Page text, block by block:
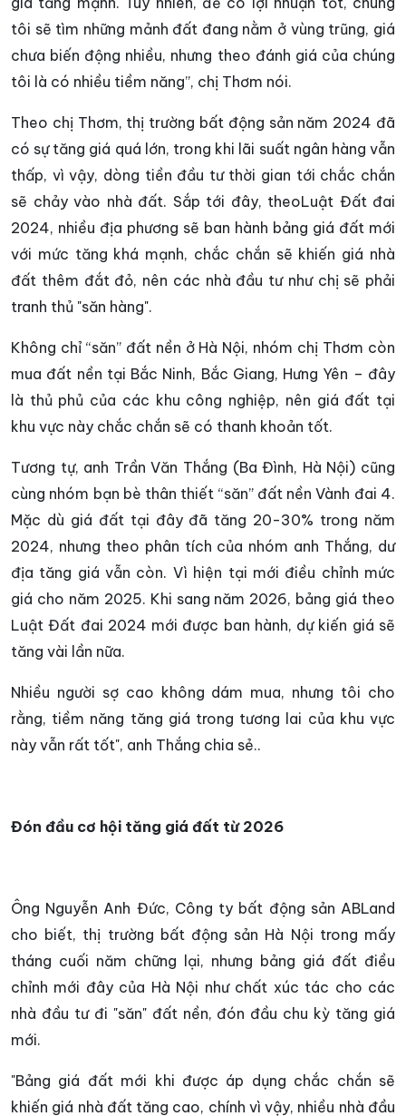
tôi sẽ tìm những mảnh đất đang nằm ở vùng trũng, giá
chưa biến động nhiều, nhưng theo đánh giá của chúng
tôi là có nhiều tiềm năng”, chị Thơm nói.
Theo chị Thơm, thị trường bất động sản năm 2024 đã
có sự tăng giá quá lớn, trong khi lãi suất ngân hàng vẫn
thấp, vì vậy, dòng tiền đầu tư thời gian tới chắc chắn
sẽ chảy vào nhà đất. Sắp tới đây, theoLuật Đất đai
2024, nhiều địa phương sẽ ban hành bảng giá đất mới
với mức tăng khá mạnh, chắc chắn sẽ khiến giá nhà
đất thêm đắt đỏ, nên các nhà đầu tư như chị sẽ phải
tranh thủ "săn hàng".
Không chỉ “săn” đất nền ở Hà Nội, nhóm chị Thơm còn
mua đất nền tại Bắc Ninh, Bắc Giang, Hưng Yên – đây
là thủ phủ của các khu công nghiệp, nên giá đất tại
khu vực này chắc chắn sẽ có thanh khoản tốt.
Tương tự, anh Trần Văn Thắng (Ba Đình, Hà Nội) cũng
cùng nhóm bạn bè thân thiết “săn” đất nền Vành đai 4.
Mặc dù giá đất tại đây đã tăng 20-30% trong năm
2024, nhưng theo phân tích của nhóm anh Thắng, dư
địa tăng giá vẫn còn. Vì hiện tại mới điều chỉnh mức
giá cho năm 2025. Khi sang năm 2026, bảng giá theo
Luật Đất đai 2024 mới được ban hành, dự kiến giá sẽ
tăng vài lần nữa.
Nhiều người sợ cao không dám mua, nhưng tôi cho
rằng, tiềm năng tăng giá trong tương lai của khu vực
này vẫn rất tốt", anh Thắng chia sẻ..
Đón đầu cơ hội tăng giá đất từ 2026
Ông Nguyễn Anh Đức, Công ty bất động sản ABLand
cho biết, thị trường bất động sản Hà Nội trong mấy
tháng cuối năm chững lại, nhưng bảng giá đất điều
chỉnh mới đây của Hà Nội như chất xúc tác cho các
nhà đầu tư đi "săn" đất nền, đón đầu chu kỳ tăng giá
mới.
"Bảng giá đất mới khi được áp dụng chắc chắn sẽ
khiến giá nhà đất tăng cao, chính vì vậy, nhiều nhà đầu